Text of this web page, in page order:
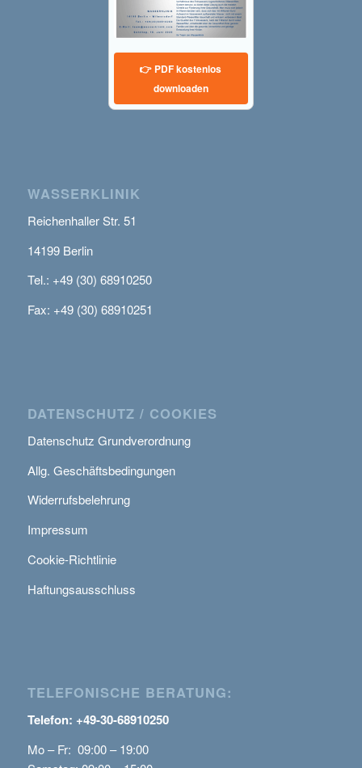
👉 PDF kostenlos
downloaden
WASSERKLINIK
Reichenhaller Str. 51
14199 Berlin
Tel.: +49 (30) 68910250
Fax: +49 (30) 68910251
DATENSCHUTZ / COOKIES
Datenschutz Grundverordnung
Allg. Geschäftsbedingungen
Widerrufsbelehrung
Impressum
Cookie-Richtlinie
Haftungsausschluss
TELEFONISCHE BERATUNG:
Telefon: +49-30-68910250
Mo – Fr: 09:00 – 19:00